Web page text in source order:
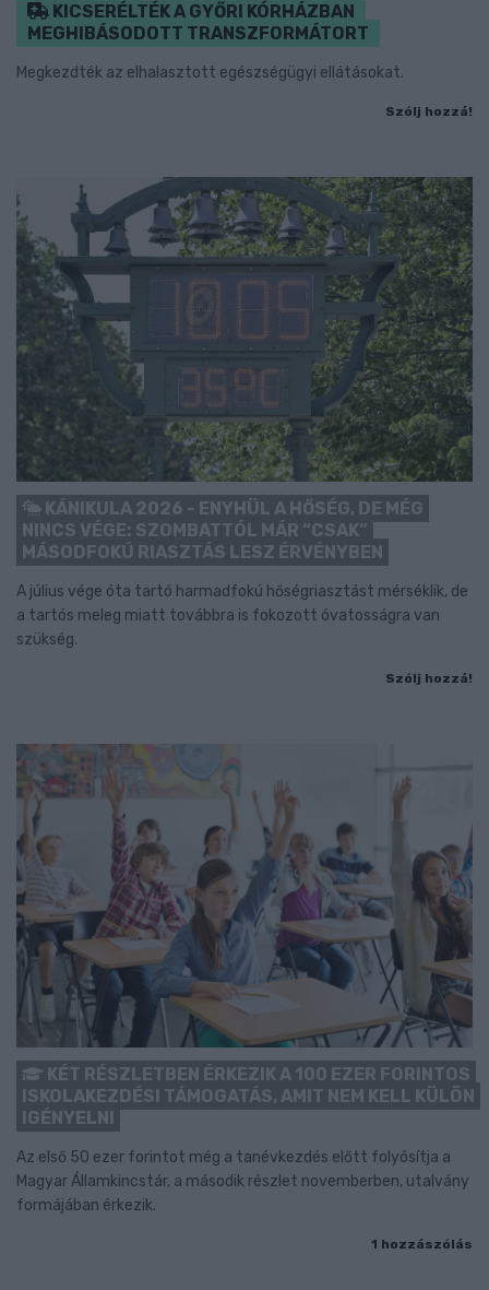
KICSERÉLTÉK A GYŐRI KÓRHÁZBAN
MEGHIBÁSODOTT TRANSZFORMÁTORT
Megkezdték az elhalasztott egészségügyi ellátásokat.
Szólj hozzá!
KÁNIKULA 2026 - ENYHÜL A HŐSÉG, DE MÉG
NINCS VÉGE: SZOMBATTÓL MÁR “CSAK”
MÁSODFOKÚ RIASZTÁS LESZ ÉRVÉNYBEN
A július vége óta tartó harmadfokú hőségriasztást mérséklik, de
a tartós meleg miatt továbbra is fokozott óvatosságra van
szükség.
Szólj hozzá!
KÉT RÉSZLETBEN ÉRKEZIK A 100 EZER FORINTOS
ISKOLAKEZDÉSI TÁMOGATÁS, AMIT NEM KELL KÜLÖN
IGÉNYELNI
Az első 50 ezer forintot még a tanévkezdés előtt folyósítja a
Magyar Államkincstár, a második részlet novemberben, utalvány
formájában érkezik.
1 hozzászólás